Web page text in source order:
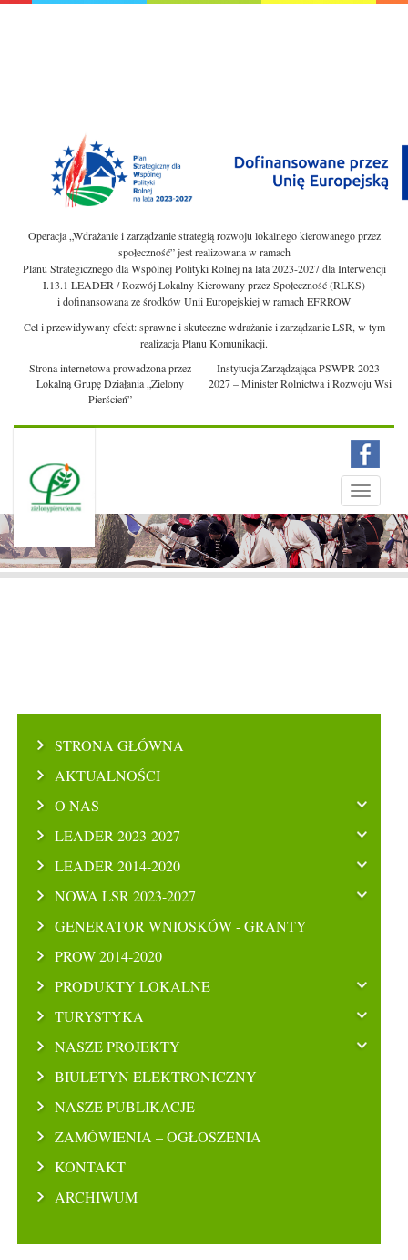
Operacja „Wdrażanie i zarządzanie strategią rozwoju lokalnego kierowanego przez
społeczność” jest realizowana w ramach
Planu Strategicznego dla Wspólnej Polityki Rolnej na lata 2023-2027 dla Interwencji
I.13.1 LEADER / Rozwój Lokalny Kierowany przez Społeczność (RLKS)
i dofinansowana ze środków Unii Europejskiej w ramach EFRROW
Cel i przewidywany efekt: sprawne i skuteczne wdrażanie i zarządzanie LSR, w tym
realizacja Planu Komunikacji.
Strona internetowa prowadzona przez
Lokalną Grupę Działania „Zielony
Pierścień”
Instytucja Zarządzająca PSWPR 2023-
2027 – Minister Rolnictwa i Rozwoju Wsi
Toggle
Menu
STRONA GŁÓWNA
AKTUALNOŚCI
O NAS
LEADER 2023-2027
LEADER 2014-2020
NOWA LSR 2023-2027
GENERATOR WNIOSKÓW - GRANTY
PROW 2014-2020
PRODUKTY LOKALNE
TURYSTYKA
NASZE PROJEKTY
BIULETYN ELEKTRONICZNY
NASZE PUBLIKACJE
ZAMÓWIENIA – OGŁOSZENIA
KONTAKT
ARCHIWUM